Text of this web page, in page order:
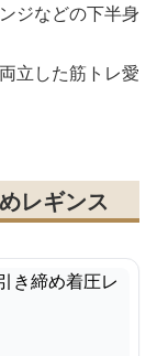
ジなどの下半身
立した筋トレ愛
レギンス